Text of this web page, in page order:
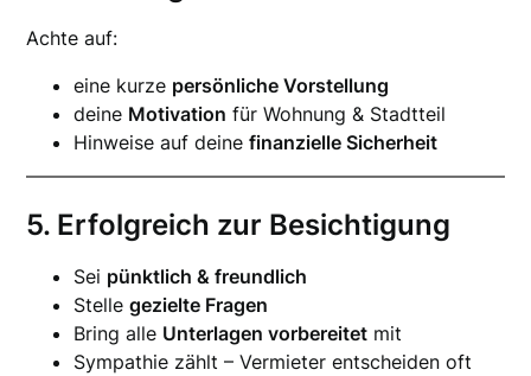
Achte auf:
eine kurze persönliche Vorstellung
deine Motivation für Wohnung & Stadtteil
Hinweise auf deinefinanzielle Sicherheit
5. Erfolgreich zur Besichtigung
Sei pünktlich & freundlich
Stellegezielte Fragen
Bring alle Unterlagen vorbereitet mit
Sympathie zählt – Vermieter entscheiden oft